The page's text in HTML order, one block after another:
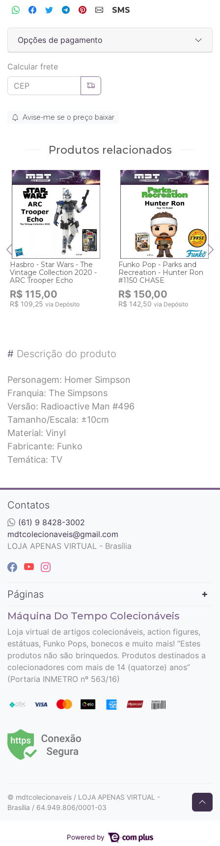
SMS
Opções de pagamento
Calcular frete
Avise-me se o preço baixar
Produtos relacionados
Hasbro - Star Wars - The
Vintage Collection 2020 -
ARC Trooper Echo
R$ 115,00
R$ 109,25 via Depósito
Funko Pop - Parks and
Recreation - Hunter Ron
#1150 CHASE
R$ 150,00
R$ 142,50 via Depósito
# Descrição do produto
Personagem: Homer Simpson
Franquia: The Simpsons
Versão: Radioactive Man #496
Tamanho/Escala: ±10cm
Material: Vinyl
Fabricante: Funko
Temática: TV
Contatos
(61) 9 8428-3002
mdtcolecionaveis@gmail.com
LOJA APENAS VIRTUAL - Brasília
Páginas
Máquina Do Tempo Colecionáveis
Loja virtual de artigos colecionáveis, action figures,
estátuas, Funko Pops, bonecos e muito mais! “Estes
produtos não são brinquedos. Produtos destinados a
colecionadores com mais de 14 (quatorze) anos”
(Portaria INMETRO nº 563/16)
© mdtcolecionaveis / LOJA APENAS VIRTUAL -
Brasília / 64.949.806/0001-03
Powered by